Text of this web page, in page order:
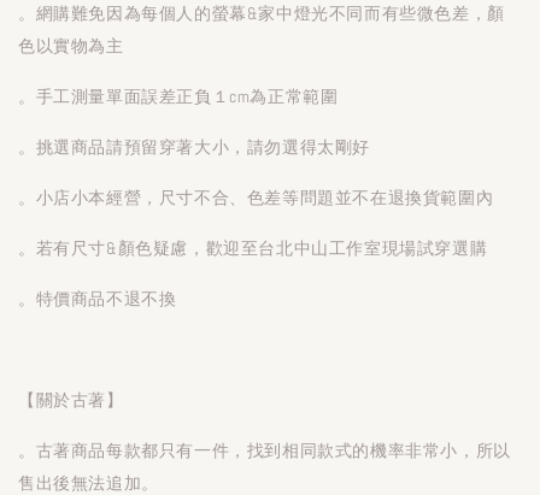
。網購難免因為每個人的螢幕&家中燈光不同而有些微色差，顏
色以實物為主
。手工測量單面誤差正負１cm為正常範圍
。挑選商品請預留穿著大小，請勿選得太剛好
。小店小本經營，尺寸不合、色差等問題並不在退換貨範圍內
。若有尺寸&顏色疑慮，歡迎至台北中山工作室現場試穿選購
。特價商品不退不換
【關於古著】
。古著商品每款都只有一件，找到相同款式的機率非常小，所以
售出後無法追加。